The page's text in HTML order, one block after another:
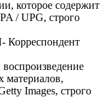
которое содержит
/ UPG, строго
Корреспондент
материалов,
Images, строго